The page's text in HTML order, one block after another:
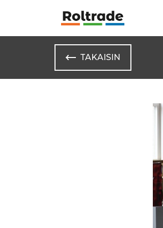
TAKAISIN